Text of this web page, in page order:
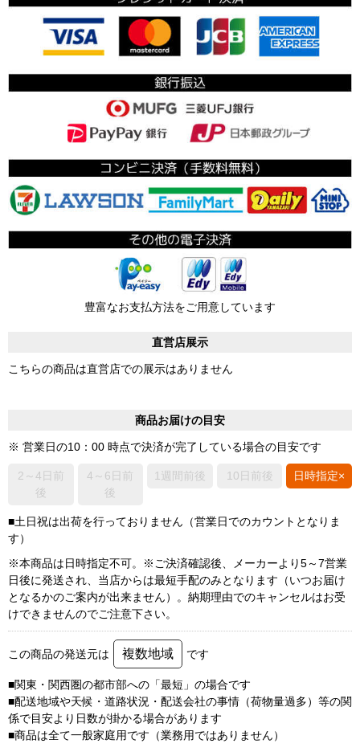
豊富なお支払方法をご用意しています
直営店展示
こちらの商品は直営店での展示はありません
商品お届けの目安
※ 営業日の10：00 時点で決済が完了している場合の目安です
2～4日前
後
4～6日前
後
1週間前後 10日前後 日時指定×
■土日祝は出荷を行っておりません（営業日でのカウントとなりま
す）
※本商品は日時指定不可。※ご決済確認後、メーカーより5～7営業
日後に発送され、当店からは最短手配のみとなります（いつお届け
となるかのご案内が出来ません）。納期理由でのキャンセルはお受
けできませんのでご注意下さい。
この商品の発送元は 複数地域 です
■関東・関西圏の都市部への「最短」の場合です
■配送地域や天候・道路状況・配送会社の事情（荷物量過多）等の関
係で目安より日数が掛かる場合があります
■商品は全て一般家庭用です（業務用ではありません）